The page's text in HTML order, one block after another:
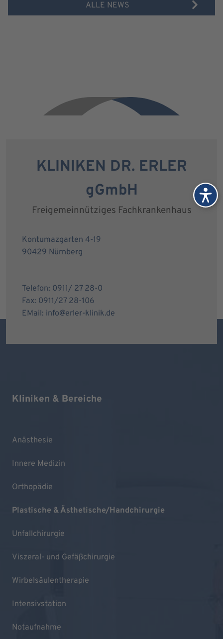
ALLE NEWS
KLINIKEN DR. ERLER
gGmbH
Freigemeinnütziges Fachkrankenhaus
Kontumazgarten 4-19
90429 Nürnberg
Telefon: 0911/ 27 28-0
Fax: 0911/27 28-106
EMail: info@erler-klinik.de
Kliniken & Bereiche
Anästhesie
Innere Medizin
Orthopädie
Plastische & Ästhetische/Handchirurgie
Unfallchirurgie
Viszeral- und Gefäßchirurgie
Wirbelsäulentherapie
Intensivstation
Notaufnahme